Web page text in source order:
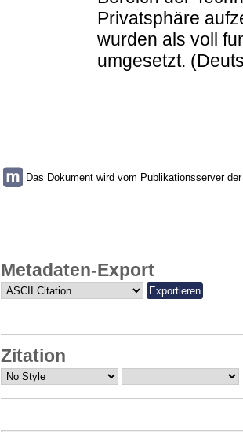
Privatsphäre
wurden als voll
umgesetzt.
Das Dokument wird vom Publikationsserver
Metadaten-Export
Zitation